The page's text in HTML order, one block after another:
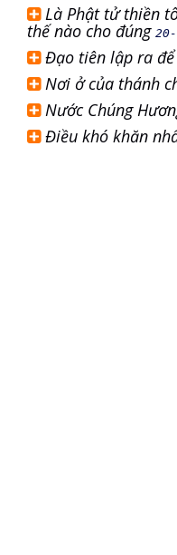
Là Phật tử thiền
thế nào cho đúng
Đạo tiên lập ra
Nơi ở của thánh
Nước Chúng
Điều khó khăn